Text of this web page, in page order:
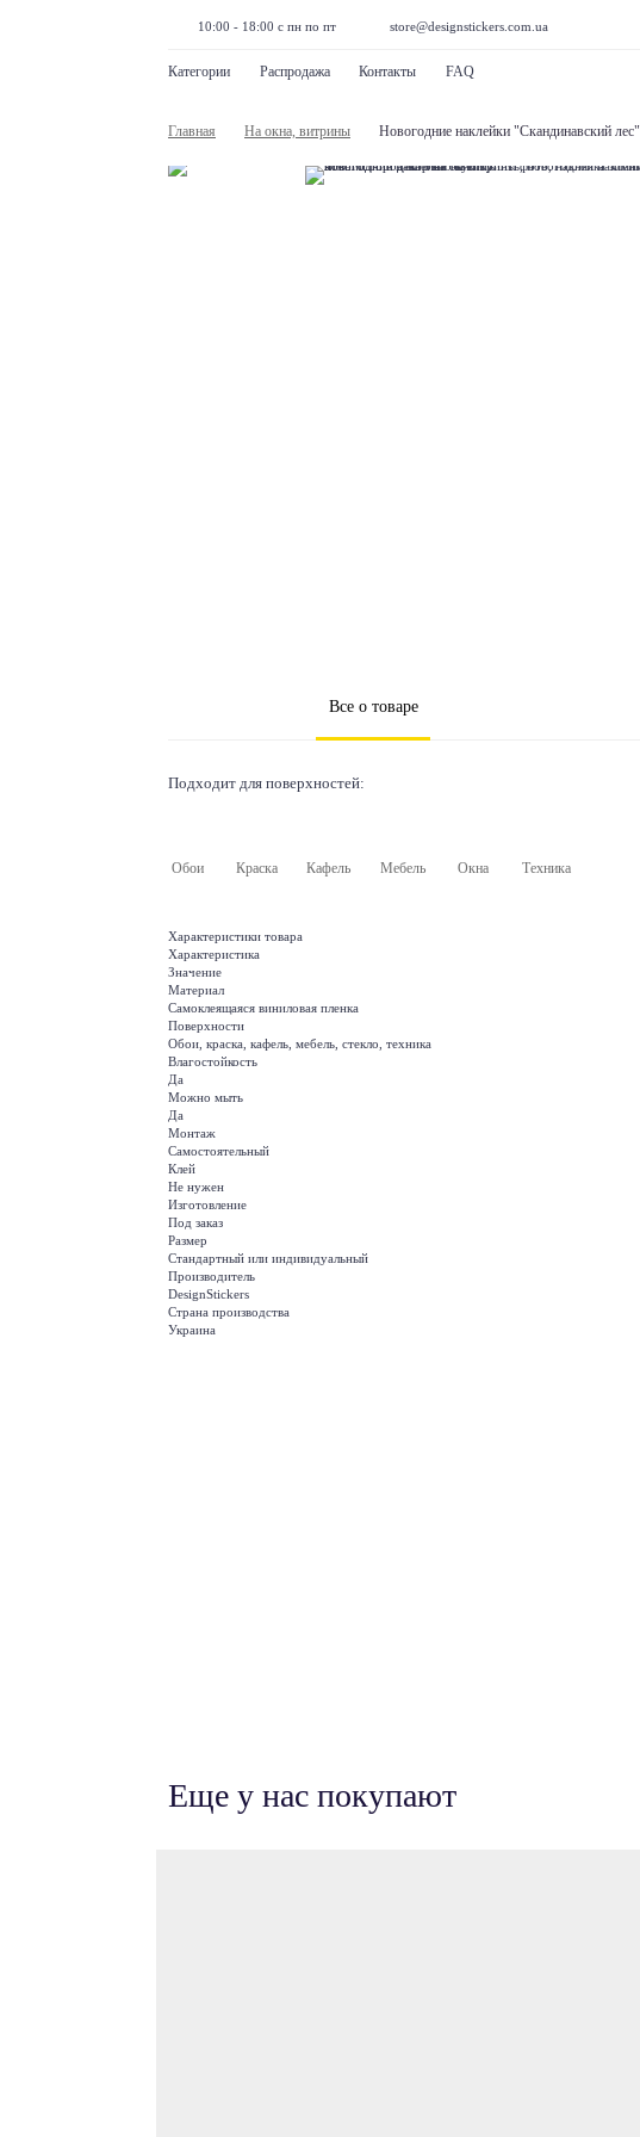
10:00 - 18:00 с пн по пт store@designstickers.com.ua
Категории Распродажа Контакты FAQ
Главная На окна, витрины Новогодние наклейки "Скандинавский лес"
Все о товаре
Подходит для поверхностей:
Обои Краска Кафель Мебель Окна Техника
Характеристики товара
Характеристика
Значение
Материал
Самоклеящаяся виниловая пленка
Поверхности
Обои, краска, кафель, мебель, стекло, техника
Влагостойкость
Да
Можно мыть
Да
Монтаж
Самостоятельный
Клей
Не нужен
Изготовление
Под заказ
Размер
Стандартный или индивидуальный
Производитель
DesignStickers
Страна производства
Украина
Еще у нас покупают